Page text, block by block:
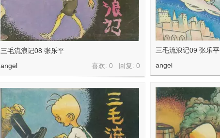
三毛流浪记09 张乐平
angel
三毛流浪记08 张乐平
喜欢: 0 回复:0
angel